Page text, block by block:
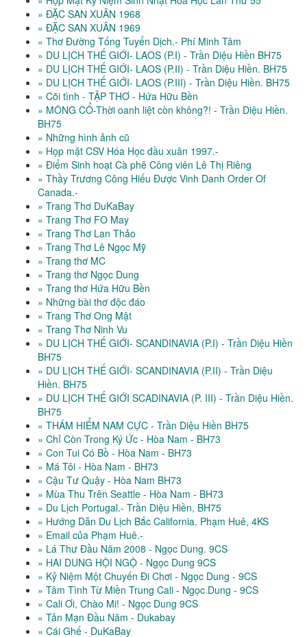
» ĐẶC SAN XUÂN 1968
» ĐẶC SAN XUÂN 1969
» Thơ Đường Tống Tuyển Dịch.- Phí Minh Tâm
» DU LỊCH THẾ GIỚI- LAOS (P.I) - Trần Diệu Hiền BH75
» DU LỊCH THẾ GIỚI- LAOS (P.II) - Trần Diệu Hiền. BH75
» DU LỊCH THẾ GIỚI- LAOS (P.III) - Trần Diệu Hiền. BH75
» Cõi tình - TẬP THƠ - Hứa Hữu Bền
» MÔNG CỔ-Thời oanh liệt còn không?! - Trần Diệu Hiền.
BH75
» Những hình ảnh cũ
» Họp mặt CSV Hóa Học đầu xuân 1997.-
» Điểm Sinh hoạt Cà phê Công viên Lê Thị Riêng
» Thầy Trương Công Hiếu Được Vinh Danh Order Of
Canada.-
» Trang Thơ DuKaBay
» Trang Thơ FO May
» Trang Thơ Lan Thảo
» Trang Thơ Lê Ngọc Mỹ
» Trang thơ MC
» Trang thơ Ngọc Dung
» Trang thơ Hứa Hữu Bền
» Những bài thơ độc đáo
» Trang Thơ Ong Mật
» Trang Thơ Ninh Vu
» DU LỊCH THẾ GIỚI- SCANDINAVIA (P.I) - Trần Diệu Hiền
BH75
» DU LỊCH THẾ GIỚI- SCANDINAVIA (P.II) - Trần Diệu
Hiền. BH75
» DU LỊCH THẾ GIỚI SCADINAVIA (P. III) - Trần Diệu Hiền.
BH75
» THÁM HIỂM NAM CỰC - Trần Diệu Hiền BH75
» Chỉ Còn Trong Ký Ức - Hòa Nam - BH73
» Con Tui Có Bồ - Hòa Nam - BH73
» Má Tôi - Hòa Nam - BH73
» Cậu Tư Quậy - Hòa Nam BH73
» Mùa Thu Trên Seattle - Hòa Nam - BH73
» Du Lịch Portugal.- Trần Diệu Hiền, BH75
» Hướng Dẫn Du Lịch Bắc California. Phạm Huê, 4KS
» Email của Phạm Huê.-
» Lá Thư Đầu Năm 2008 - Ngọc Dung. 9CS
» HAI DUNG HỘI NGỘ - Ngọc Dung 9CS
» Kỷ Niệm Một Chuyến Đi Chơi - Ngọc Dung - 9CS
» Tâm Tình Từ Miền Trung Cali - Ngọc Dung - 9CS
» Cali Ơi, Chào Mi! - Ngọc Dung 9CS
» Tản Mạn Đầu Năm - Dukabay
» Cái Ghế - DuKaBay